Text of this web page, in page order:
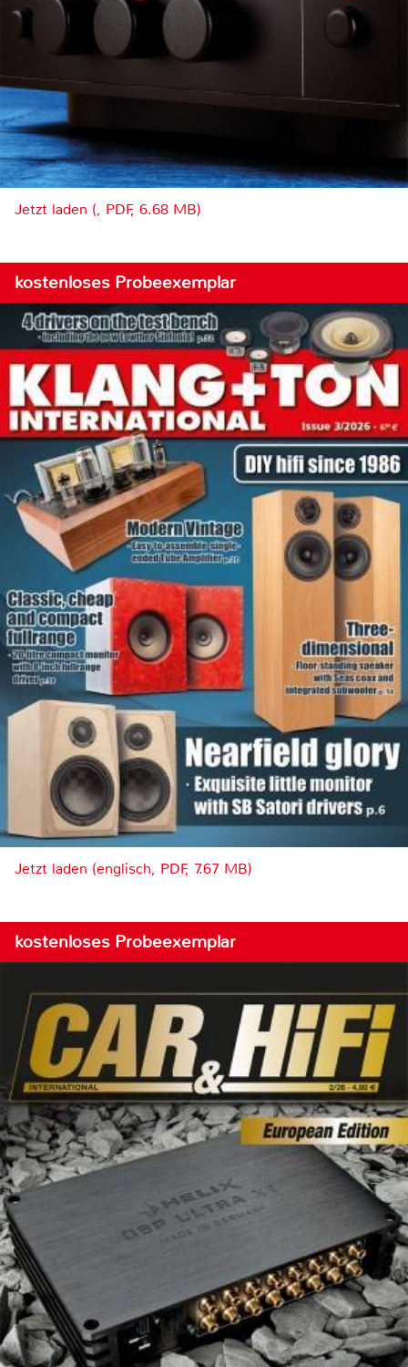
Jetzt laden (, PDF, 6.68 MB)
kostenloses Probeexemplar
Jetzt laden (englisch, PDF, 7.67 MB)
kostenloses Probeexemplar